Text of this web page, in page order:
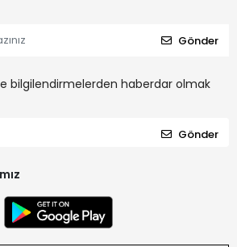
Gönder
bilgilendirmelerden haberdar olmak
Gönder